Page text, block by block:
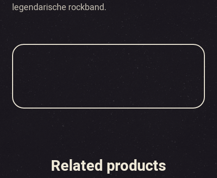
legendarische rockband.
Related products